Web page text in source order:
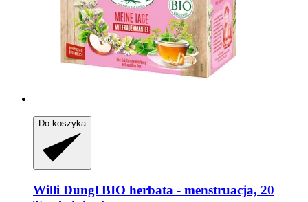
Do koszyka
Willi Dungl BIO herbata -​ menstruacja, 20